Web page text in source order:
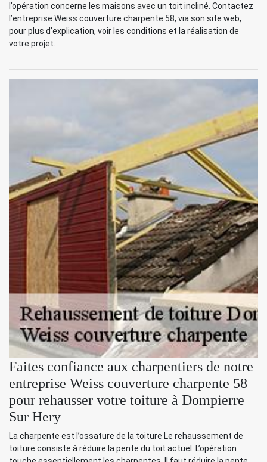
l’opération concerne les maisons avec un toit incliné. Contactez
l’entreprise Weiss couverture charpente 58, via son site web,
pour plus d’explication, voir les conditions et la réalisation de
votre projet.
Faites confiance aux charpentiers de notre
entreprise Weiss couverture charpente 58
pour rehausser votre toiture à Dompierre
Sur Hery
La charpente est l’ossature de la toiture Le rehaussement de
toiture consiste à réduire la pente du toit actuel. L’opération